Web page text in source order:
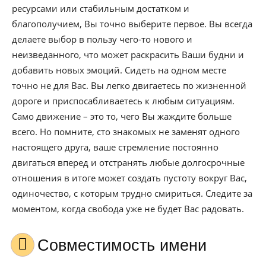
ресурсами или стабильным достатком и
благополучием, Вы точно выберите первое. Вы всегда
делаете выбор в пользу чего-то нового и
неизведанного, что может раскрасить Ваши будни и
добавить новых эмоций. Сидеть на одном месте
точно не для Вас. Вы легко двигаетесь по жизненной
дороге и приспосабливаетесь к любым ситуациям.
Само движение – это то, чего Вы жаждите больше
всего. Но помните, сто знакомых не заменят одного
настоящего друга, ваше стремление постоянно
двигаться вперед и отстранять любые долгосрочные
отношения в итоге может создать пустоту вокруг Вас,
одиночество, с которым трудно смириться. Следите за
моментом, когда свобода уже не будет Вас радовать.
Совместимость имени